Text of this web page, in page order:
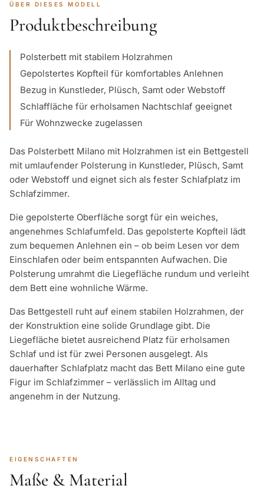
ÜBER DIESES MODELL
Produktbeschreibung
Polsterbett mit stabilem Holzrahmen
Gepolstertes Kopfteil für komfortables Anlehnen
Bezug in Kunstleder, Plüsch, Samt oder Webstoff
Schlaffläche für erholsamen Nachtschlaf geeignet
Für Wohnzwecke zugelassen
Das Polsterbett Milano mit Holzrahmen ist ein Bettgestell
mit umlaufender Polsterung in Kunstleder, Plüsch, Samt
oder Webstoff und eignet sich als fester Schlafplatz im
Schlafzimmer.
Die gepolsterte Oberfläche sorgt für ein weiches,
angenehmes Schlafumfeld. Das gepolsterte Kopfteil lädt
zum bequemen Anlehnen ein – ob beim Lesen vor dem
Einschlafen oder beim entspannten Aufwachen. Die
Polsterung umrahmt die Liegefläche rundum und verleiht
dem Bett eine wohnliche Wärme.
Das Bettgestell ruht auf einem stabilen Holzrahmen, der
der Konstruktion eine solide Grundlage gibt. Die
Liegefläche bietet ausreichend Platz für erholsamen
Schlaf und ist für zwei Personen ausgelegt. Als
dauerhafter Schlafplatz macht das Bett Milano eine gute
Figur im Schlafzimmer – verlässlich im Alltag und
angenehm in der Nutzung.
EIGENSCHAFTEN
Maße & Material